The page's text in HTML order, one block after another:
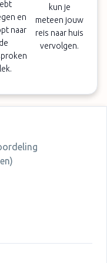
en
naar
de
kun je
meteen jouw
reis naar huis
vervolgen.
)